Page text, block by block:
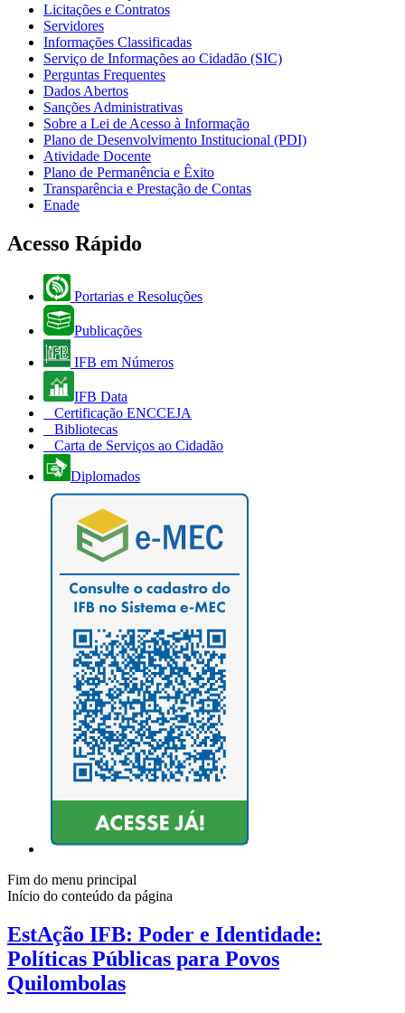
Licitações e Contratos
Servidores
Informações Classificadas
Serviço de Informações ao Cidadão (SIC)
Perguntas Frequentes
Dados Abertos
Sanções Administrativas
Sobre a Lei de Acesso à Informação
Plano de Desenvolvimento Institucional (PDI)
Atividade Docente
Plano de Permanência e Êxito
Transparência e Prestação de Contas
Enade
Acesso Rápido
Portarias e Resoluções
Publicações
IFB em Números
IFB Data
Certificação ENCCEJA
Bibliotecas
Carta de Serviços ao Cidadão
Diplomados
Fim do menu principal
Início do conteúdo da página
EstAção IFB: Poder e Identidade:
Políticas Públicas para Povos
Quilombolas